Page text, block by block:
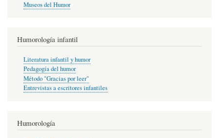
Museos del Humor
Humorología infantil
Literatura infantil y humor
Pedagogía del humor
Método "Gracias por leer"
Entrevistas a escritores infantiles
Humorología